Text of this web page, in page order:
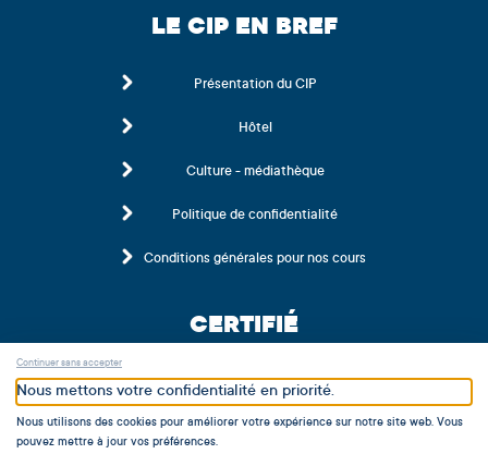
LE CIP EN BREF
Présentation du CIP
Hôtel
Culture - médiathèque
Politique de confidentialité
Conditions générales pour nos cours
CERTIFIÉ
Continuer sans accepter
Nous mettons votre confidentialité en priorité.
Nous utilisons des cookies pour améliorer votre expérience sur notre site web. Vous
pouvez mettre à jour vos préférences.